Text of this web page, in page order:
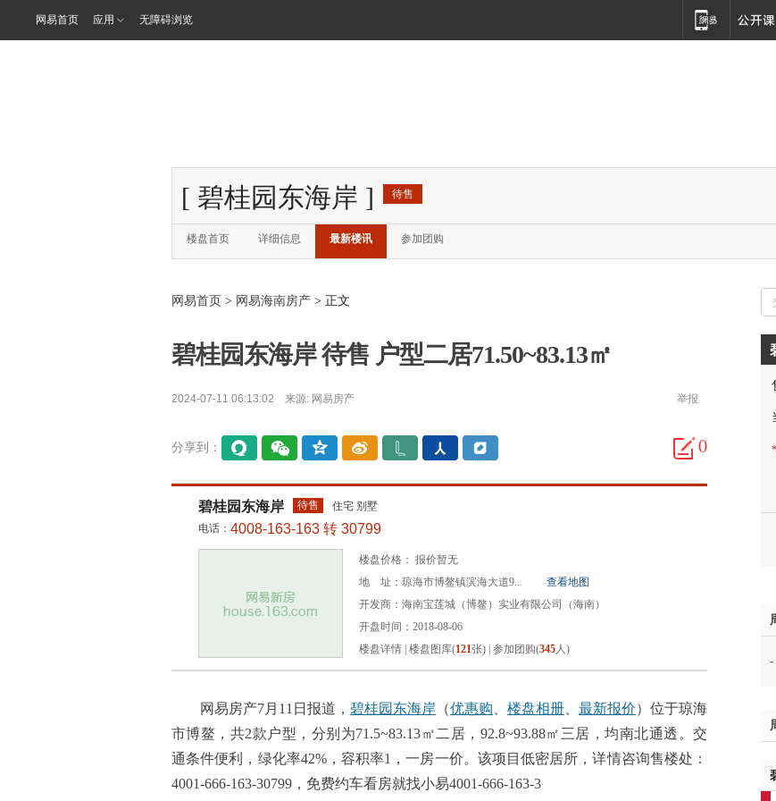
网易首页 应用 无障碍浏览
[ 碧桂园东海岸 ] 待售
楼盘首页 详细信息 最新楼讯 参加团购
网易首页 > 网易海南房产 > 正文
碧桂园东海岸 待售 户型二居71.50~83.13㎡
2024-07-11 06:13:02 来源: 网易房产 举报
0
分享到：
间
碧桂园东海岸 待售
住宅 别墅
电话： 4008-163-163 转 30799
楼盘价格： 报价暂无
地 址：琼海市博鳌镇滨海大道9..
查看地图
开发商：海南宝莲城（博鳌）实业有限公司（海南）
开盘时间：2018-08-06
楼盘详情 楼盘图库(121张) 参加团购(345人)
网易房产7月11日报道， 碧桂园东海岸 （优惠购 楼盘相册 最新报价）位于琼海
市博鳌，共2款户型，分别为71.5~83.13㎡二居，92.8~93.88㎡三居，均南北通透。交
通条件便利，绿化率42%，容积率1，一房一价。该项目低密居所，详情咨询售楼处：
4001-666-163-30799，免费约车看房就找小易4001-666-163-3
*
-